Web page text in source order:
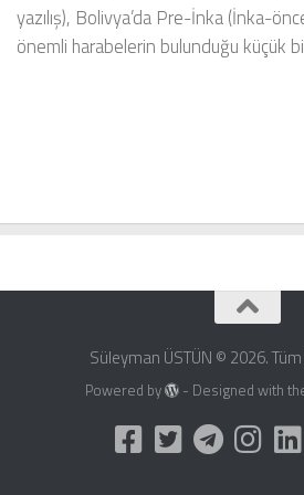
yazılış), Bolivya’da Pre-İnka (İnka-
önemli harabelerin bulunduğu küçük
Süleyman ÜSTÜN © 2026. Tüm
Powered by - Designed with